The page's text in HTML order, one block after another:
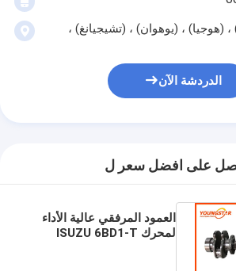
، (هوجيا) ، (يوهوان) ، (تشيجيانغ) ،
الدردشة الآن
على افضل سعر ل
العمود المرفقي عالية الأداء
لمحرك ISUZU 6BD1-T